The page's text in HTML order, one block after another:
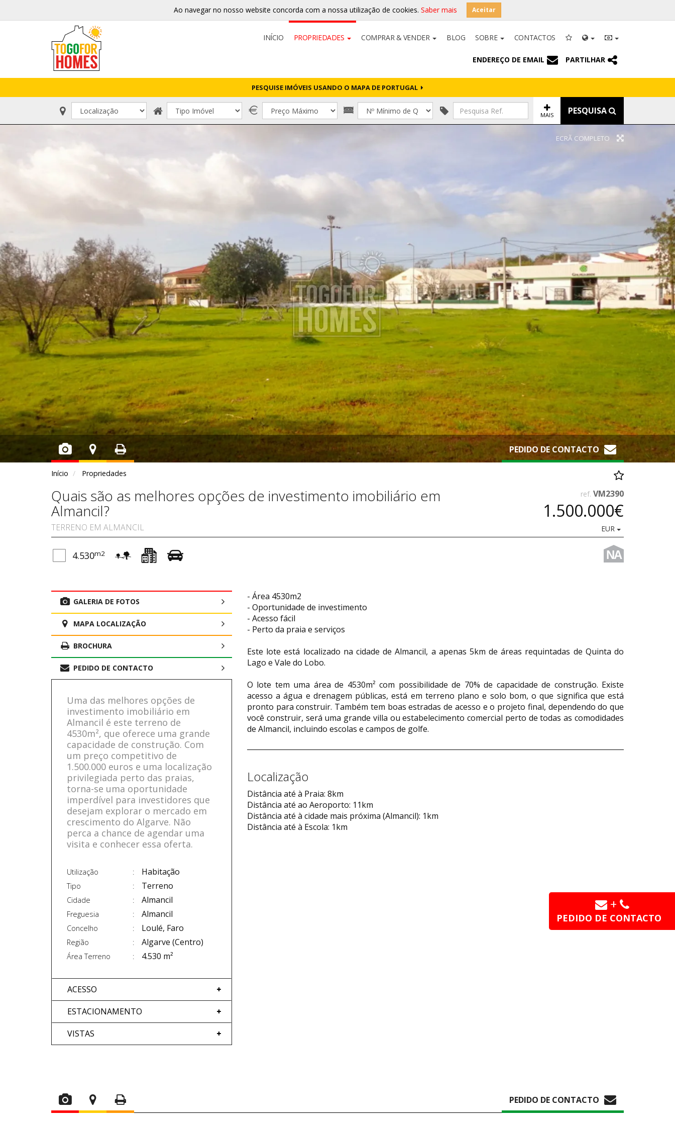
Ao navegar no nosso website concorda com a nossa utilização de cookies. Saber mais Aceitar
INÍCIO PROPRIEDADES COMPRAR & VENDER BLOG SOBRE CONTACTOS
ENDEREÇO DE EMAIL PARTILHAR
PESQUISE IMÓVEIS USANDO O MAPA DE PORTUGAL
MAIS PESQUISA
ECRÃ COMPLETO
PEDIDO DE CONTACTO
Início Propriedades
Quais são as melhores opções de investimento imobiliário em
Almancil?
TERRENO EM ALMANCIL
ref. VM2390
1.500.000€
EUR
NA
4.530m2
GALERIA DE FOTOS
MAPA LOCALIZAÇÃO
BROCHURA
PEDIDO DE CONTACTO
Uma das melhores opções de
investimento imobiliário em
Almancil é este terreno de
4530m², que oferece uma grande
capacidade de construção. Com
um preço competitivo de
1.500.000 euros e uma localização
privilegiada perto das praias,
torna-se uma oportunidade
imperdível para investidores que
desejam explorar o mercado em
crescimento do Algarve. Não
perca a chance de agendar uma
visita e conhecer essa oferta.
Utilização Habitação
Tipo Terreno
Cidade Almancil
Freguesia Almancil
Concelho Loulé, Faro
Região Algarve (Centro)
Área Terreno 4.530 m²
ACESSO
ESTACIONAMENTO
VISTAS
- Área 4530m2
- Oportunidade de investimento
- Acesso fácil
- Perto da praia e serviços
Este lote está localizado na cidade de Almancil, a apenas 5km de áreas requintadas de Quinta do
Lago e Vale do Lobo.
O lote tem uma área de 4530m² com possibilidade de 70% de capacidade de construção. Existe
acesso a água e drenagem públicas, está em terreno plano e solo bom, o que significa que está
pronto para construir. Também tem boas estradas de acesso e o projeto final, dependendo do que
você construir, será uma grande villa ou estabelecimento comercial perto de todas as comodidades
de Almancil, incluindo escolas e campos de golfe.
Localização
Distância até à Praia: 8km
Distância até ao Aeroporto: 11km
Distância até à cidade mais próxima (Almancil): 1km
Distância até à Escola: 1km
PEDIDO DE CONTACTO
PEDIDO DE CONTACTO
+